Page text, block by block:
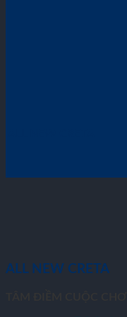
ALL NEW CRETA